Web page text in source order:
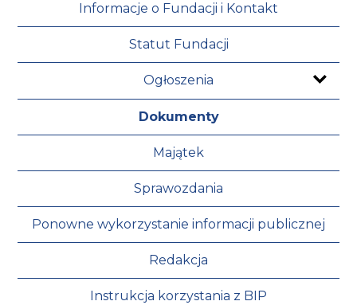
Informacje o Fundacji i Kontakt
Statut Fundacji
Ogłoszenia
Dokumenty
Majątek
Sprawozdania
Ponowne wykorzystanie informacji publicznej
Redakcja
Instrukcja korzystania z BIP